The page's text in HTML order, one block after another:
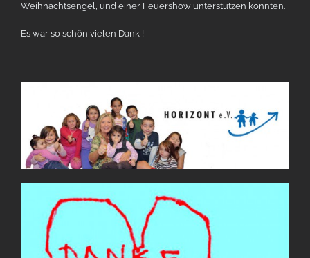
Weihnachtsengel, und einer Feuershow unterstützen konnten.
Es war so schön vielen Dank !